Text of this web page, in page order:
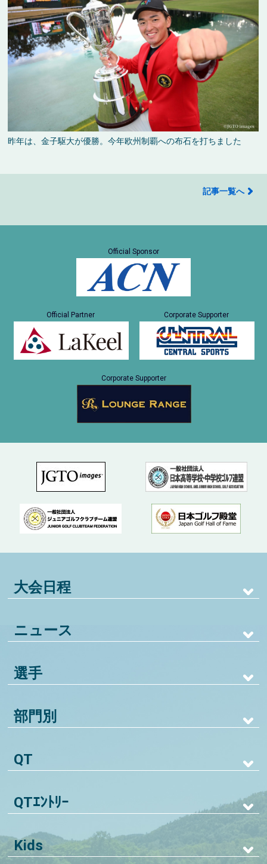
昨年は、金子駆大が優勝。今年欧州制覇への布石を打ちました
記事一覧へ
Official Sponsor
Official Partner Corporate Supporter
Corporate Supporter
大会日程
ニュース
選手
部門別
QT
QTｴﾝﾄﾘｰ
Kids